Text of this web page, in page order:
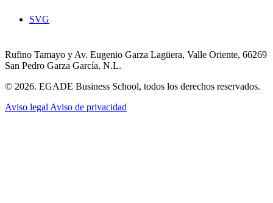
SVG
Rufino Tamayo y Av. Eugenio Garza Lagüera, Valle Oriente, 66269
San Pedro Garza García, N.L.
© 2026. EGADE Business School, todos los derechos reservados.
Aviso legal Aviso de privacidad